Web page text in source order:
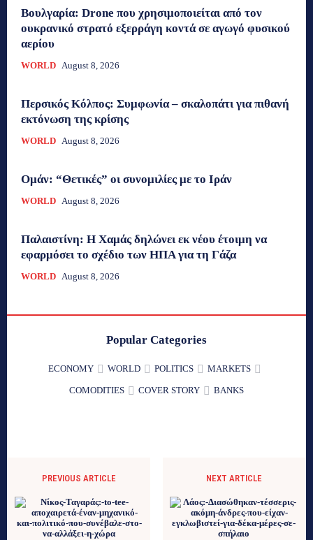
Βουλγαρία: Drone που χρησιμοποιείται από τον
ουκρανικό στρατό εξερράγη κοντά σε αγωγό φυσικού
αερίου
WORLD August 8, 2026
Περσικός Κόλπος: Συμφωνία – σκαλοπάτι για πιθανή
εκτόνωση της κρίσης
WORLD August 8, 2026
Ομάν: “Θετικές” οι συνομιλίες με το Ιράν
WORLD August 8, 2026
Παλαιστίνη: Η Χαμάς δηλώνει εκ νέου έτοιμη να
εφαρμόσει το σχέδιο των ΗΠΑ για τη Γάζα
WORLD August 8, 2026
Popular Categories
ECONOMY WORLD POLITICS MARKETS
COMODITIES COVER STORY BANKS
PREVIOUS ARTICLE NEXT ARTICLE